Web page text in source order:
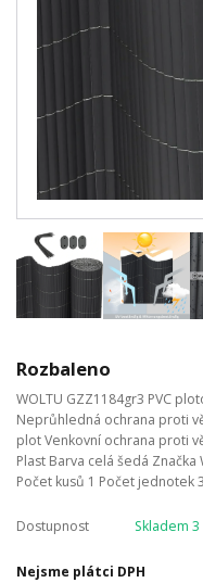
Rozbaleno
WOLTU GZZ1184gr3 PVC
Neprůhledná ochrana proti
plot Venkovní ochrana proti
Plast Barva celá šedá
Počet kusů 1 Počet jednotek
Dostupnost Skladem 3
Nejsme plátci DPH